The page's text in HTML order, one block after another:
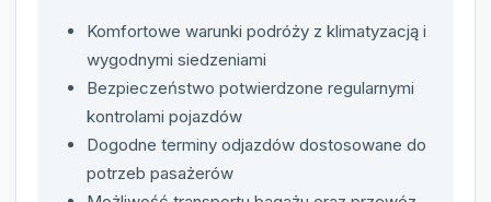
Komfortowe warunki podróży z klimatyzacją i
wygodnymi siedzeniami
Bezpieczeństwo potwierdzone regularnymi
kontrolami pojazdów
Dogodne terminy odjazdów dostosowane do
potrzeb pasażerów